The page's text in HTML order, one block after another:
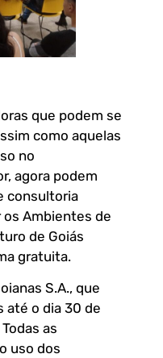
que podem se
como aquelas
no
agora podem
consultoria
os Ambientes de
de Goiás
gratuita.
S.A., que
até o dia 30 de
Todas as
uso dos